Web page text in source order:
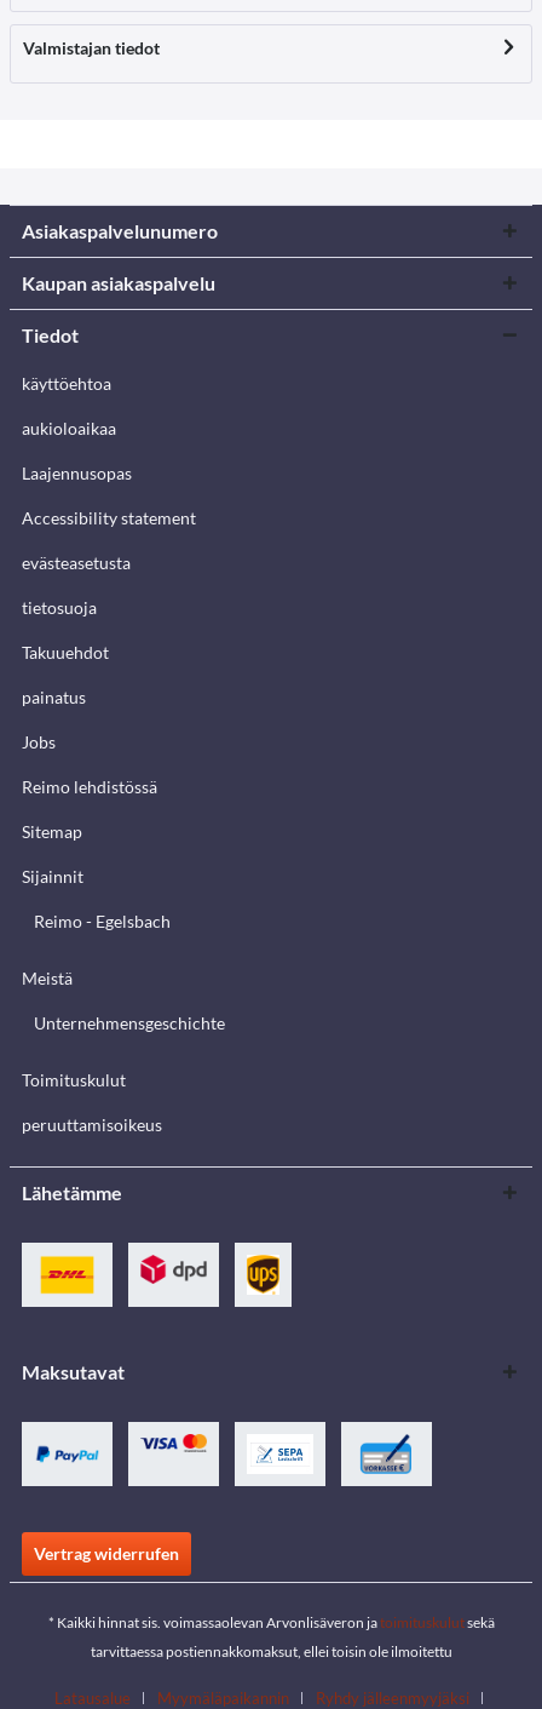
Valmistajan tiedot
Asiakaspalvelunumero
Kaupan asiakaspalvelu
Tiedot
käyttöehtoa
aukioloaikaa
Laajennusopas
Accessibility statement
evästeasetusta
tietosuoja
Takuuehdot
painatus
Jobs
Reimo lehdistössä
Sitemap
Sijainnit
Reimo - Egelsbach
Meistä
Unternehmensgeschichte
Toimituskulut
peruuttamisoikeus
Lähetämme
Maksutavat
Vertrag widerrufen
* Kaikki hinnat sis. voimassaolevan Arvonlisäveron jatoimituskulutsekä
tarvittaessa postiennakkomaksut, ellei toisin ole ilmoitettu
Latausalue Myymäläpaikannin Ryhdy jälleenmyyjäksi